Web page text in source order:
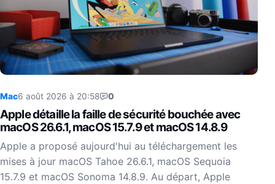
Mac6 août 2026 à 20:58 0
Apple détaille la faille de sécurité bouchée avec
macOS 26.6.1, macOS 15.7.9 et macOS 14.8.9
Apple a proposé aujourd'hui au téléchargement les
mises à jour macOS Tahoe 26.6.1, macOS Sequoia
15.7.9 et macOS Sonoma 14.8.9. Au départ, Apple